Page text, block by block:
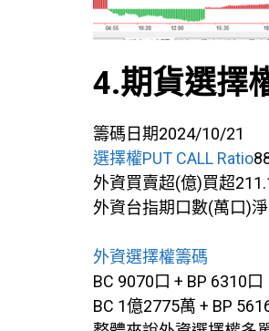
4.期貨選擇
籌碼日期2024/10/21
選擇權PUT CALL Ratio
外資買賣超(億)買超
外資台指期口數(萬口)
外資選擇權籌碼
BC 9070口 + BP 6310口
BC 1億2775萬 + BP